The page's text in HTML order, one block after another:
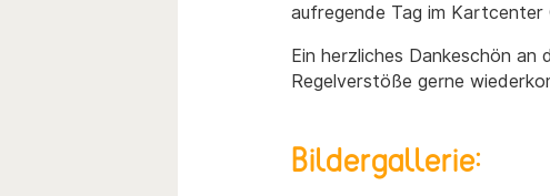
aufregende Tag im Kartcenter
Ein herzliches Dankeschön
Regelverstöße gerne
Bildergallerie: